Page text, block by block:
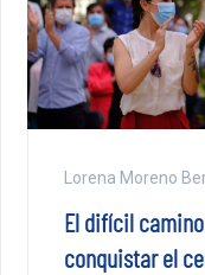
Lorena Moreno
El difícil
conquistar el